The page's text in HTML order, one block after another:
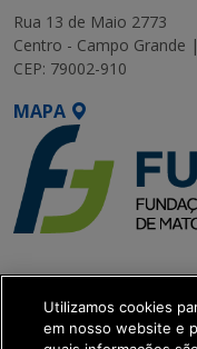
Rua 13 de Maio 2773
Centro - Campo Grande
CEP: 79002-910
MAPA
SETDIG | Secretaria-
Executiva de
Transformação
Utilizamos cookies
em nosso website e